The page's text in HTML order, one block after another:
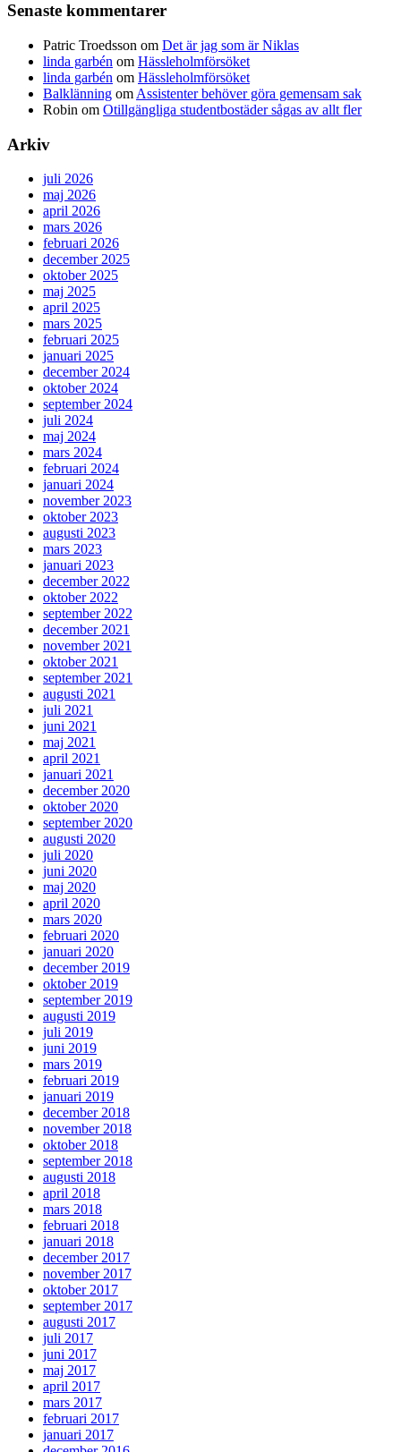
Senaste kommentarer
Patric Troedsson om Det är jag som är Niklas
linda garbén om Hässleholmförsöket
linda garbén om Hässleholmförsöket
Balklänning om Assistenter behöver göra gemensam sak
Robin om Otillgängliga studentbostäder sågas av allt fler
Arkiv
juli 2026
maj 2026
april 2026
mars 2026
februari 2026
december 2025
oktober 2025
maj 2025
april 2025
mars 2025
februari 2025
januari 2025
december 2024
oktober 2024
september 2024
juli 2024
maj 2024
mars 2024
februari 2024
januari 2024
november 2023
oktober 2023
augusti 2023
mars 2023
januari 2023
december 2022
oktober 2022
september 2022
december 2021
november 2021
oktober 2021
september 2021
augusti 2021
juli 2021
juni 2021
maj 2021
april 2021
januari 2021
december 2020
oktober 2020
september 2020
augusti 2020
juli 2020
juni 2020
maj 2020
april 2020
mars 2020
februari 2020
januari 2020
december 2019
oktober 2019
september 2019
augusti 2019
juli 2019
juni 2019
mars 2019
februari 2019
januari 2019
december 2018
november 2018
oktober 2018
september 2018
augusti 2018
april 2018
mars 2018
februari 2018
januari 2018
december 2017
november 2017
oktober 2017
september 2017
augusti 2017
juli 2017
juni 2017
maj 2017
april 2017
mars 2017
februari 2017
januari 2017